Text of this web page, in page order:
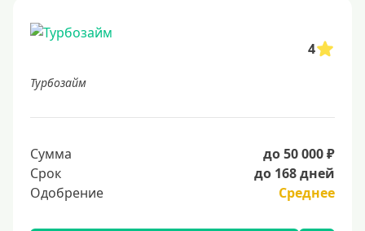
4
Турбозайм
Сумма
до 50 000 ₽
Срок
до 168 дней
Одобрение
Среднее